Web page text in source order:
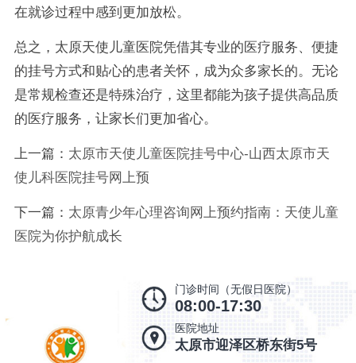
在就诊过程中感到更加放松。
总之，太原天使儿童医院凭借其专业的医疗服务、便捷
的挂号方式和贴心的患者关怀，成为众多家长的。无论
是常规检查还是特殊治疗，这里都能为孩子提供高品质
的医疗服务，让家长们更加省心。
上一篇： 太原市天使儿童医院挂号中心-山西太原市天
使儿科医院挂号网上预
下一篇： 太原青少年心理咨询网上预约指南：天使儿童
医院为你护航成长
门诊时间（无假日医院）
08:00-17:30
医院地址
太原市迎泽区桥东街5号